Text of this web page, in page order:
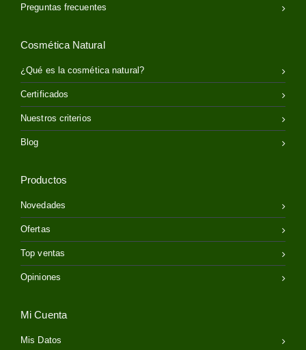
Preguntas frecuentes
Cosmética Natural
¿Qué es la cosmética natural?
Certificados
Nuestros criterios
Blog
Productos
Novedades
Ofertas
Top ventas
Opiniones
Mi Cuenta
Mis Datos